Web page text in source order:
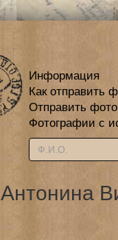
Информация
Как отправить
Отправить
Фотографии с